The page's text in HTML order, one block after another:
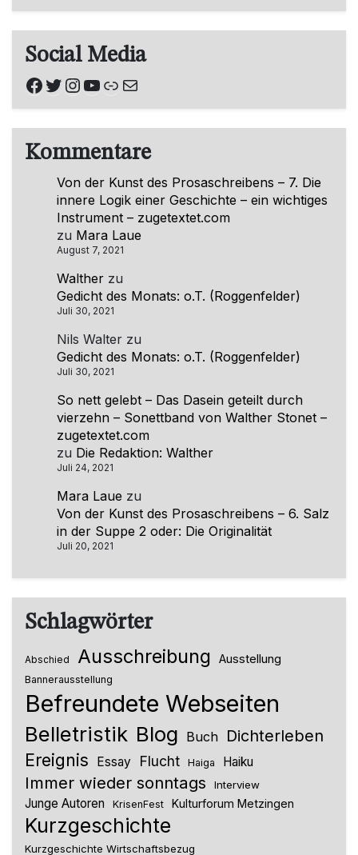
Social Media
Facebook
Twitter
Instagram
YouTube
Link
E-Mail
Kommentare
Von der Kunst des Prosaschreibens – 7. Die
innere Logik einer Geschichte – ein wichtiges
Instrument – zugetextet.com
zu Mara Laue
August 7, 2021
Walther zu
Gedicht des Monats: o.T. (Roggenfelder)
Juli 30, 2021
Nils Walter zu
Gedicht des Monats: o.T. (Roggenfelder)
Juli 30, 2021
So nett gelebt – Das Dasein geteilt durch
vierzehn – Sonettband von Walther Stonet –
zugetextet.com
zu Die Redaktion: Walther
Juli 24, 2021
Mara Laue zu
Von der Kunst des Prosaschreibens – 6. Salz
in der Suppe 2 oder: Die Originalität
Juli 20, 2021
Schlagwörter
Abschied Ausschreibung Ausstellung
Bannerausstellung
Befreundete Webseiten
Belletristik Blog Buch Dichterleben
Ereignis Essay Flucht Haiga Haiku
Immer wieder sonntags Interview
Junge Autoren KrisenFest Kulturforum Metzingen
Kurzgeschichte
Kurzgeschichte Wirtschaftsbezug